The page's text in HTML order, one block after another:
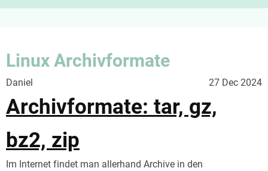
Linux Archivformate
Daniel 27 Dec 2024
Archivformate: tar, gz,
bz2, zip
Im Internet findet man allerhand Archive in den